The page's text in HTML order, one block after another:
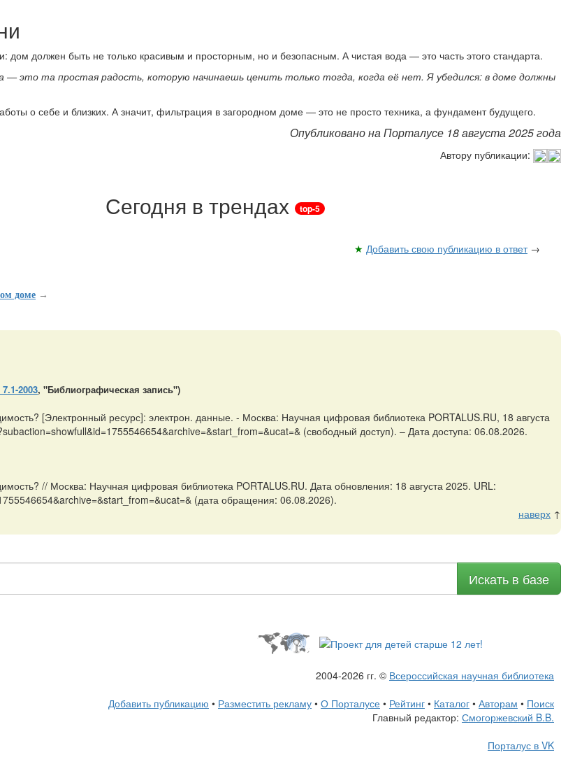
дом должен быть не только красивым и просторным, но и безопасным. А чистая вода — это часть этого стандарта.
— это та простая радость, которую начинаешь ценить только тогда, когда её нет. Я убедился: в доме должны
о себе и близких. А значит, фильтрация в загородном доме — это не просто техника, а фундамент будущего.
Опубликовано на Порталусе 18 августа 2025 года
Автору публикации:
Сегодня в трендах top-5
★ Добавить свою публикацию в ответ→
доме →
2003, "Библиографическая запись")
[Электронный ресурс]: электрон. данные. - Москва: Научная цифровая библиотека PORTALUS.RU, 18 августа
(свободный доступ). – Дата доступа: 06.08.2026.
// Москва: Научная цифровая библиотека PORTALUS.RU. Дата обновления: 18 августа 2025. URL:
(дата обращения: 06.08.2026).
наверх ↑
Искать в базе
2004-2026 гг. © Всероссийская научная библиотека
Добавить публикацию • Разместить рекламу • О Порталусе • Рейтинг • Каталог • Авторам • Поиск
Главный редактор: Смогоржевский B.B.
Порталус в VK